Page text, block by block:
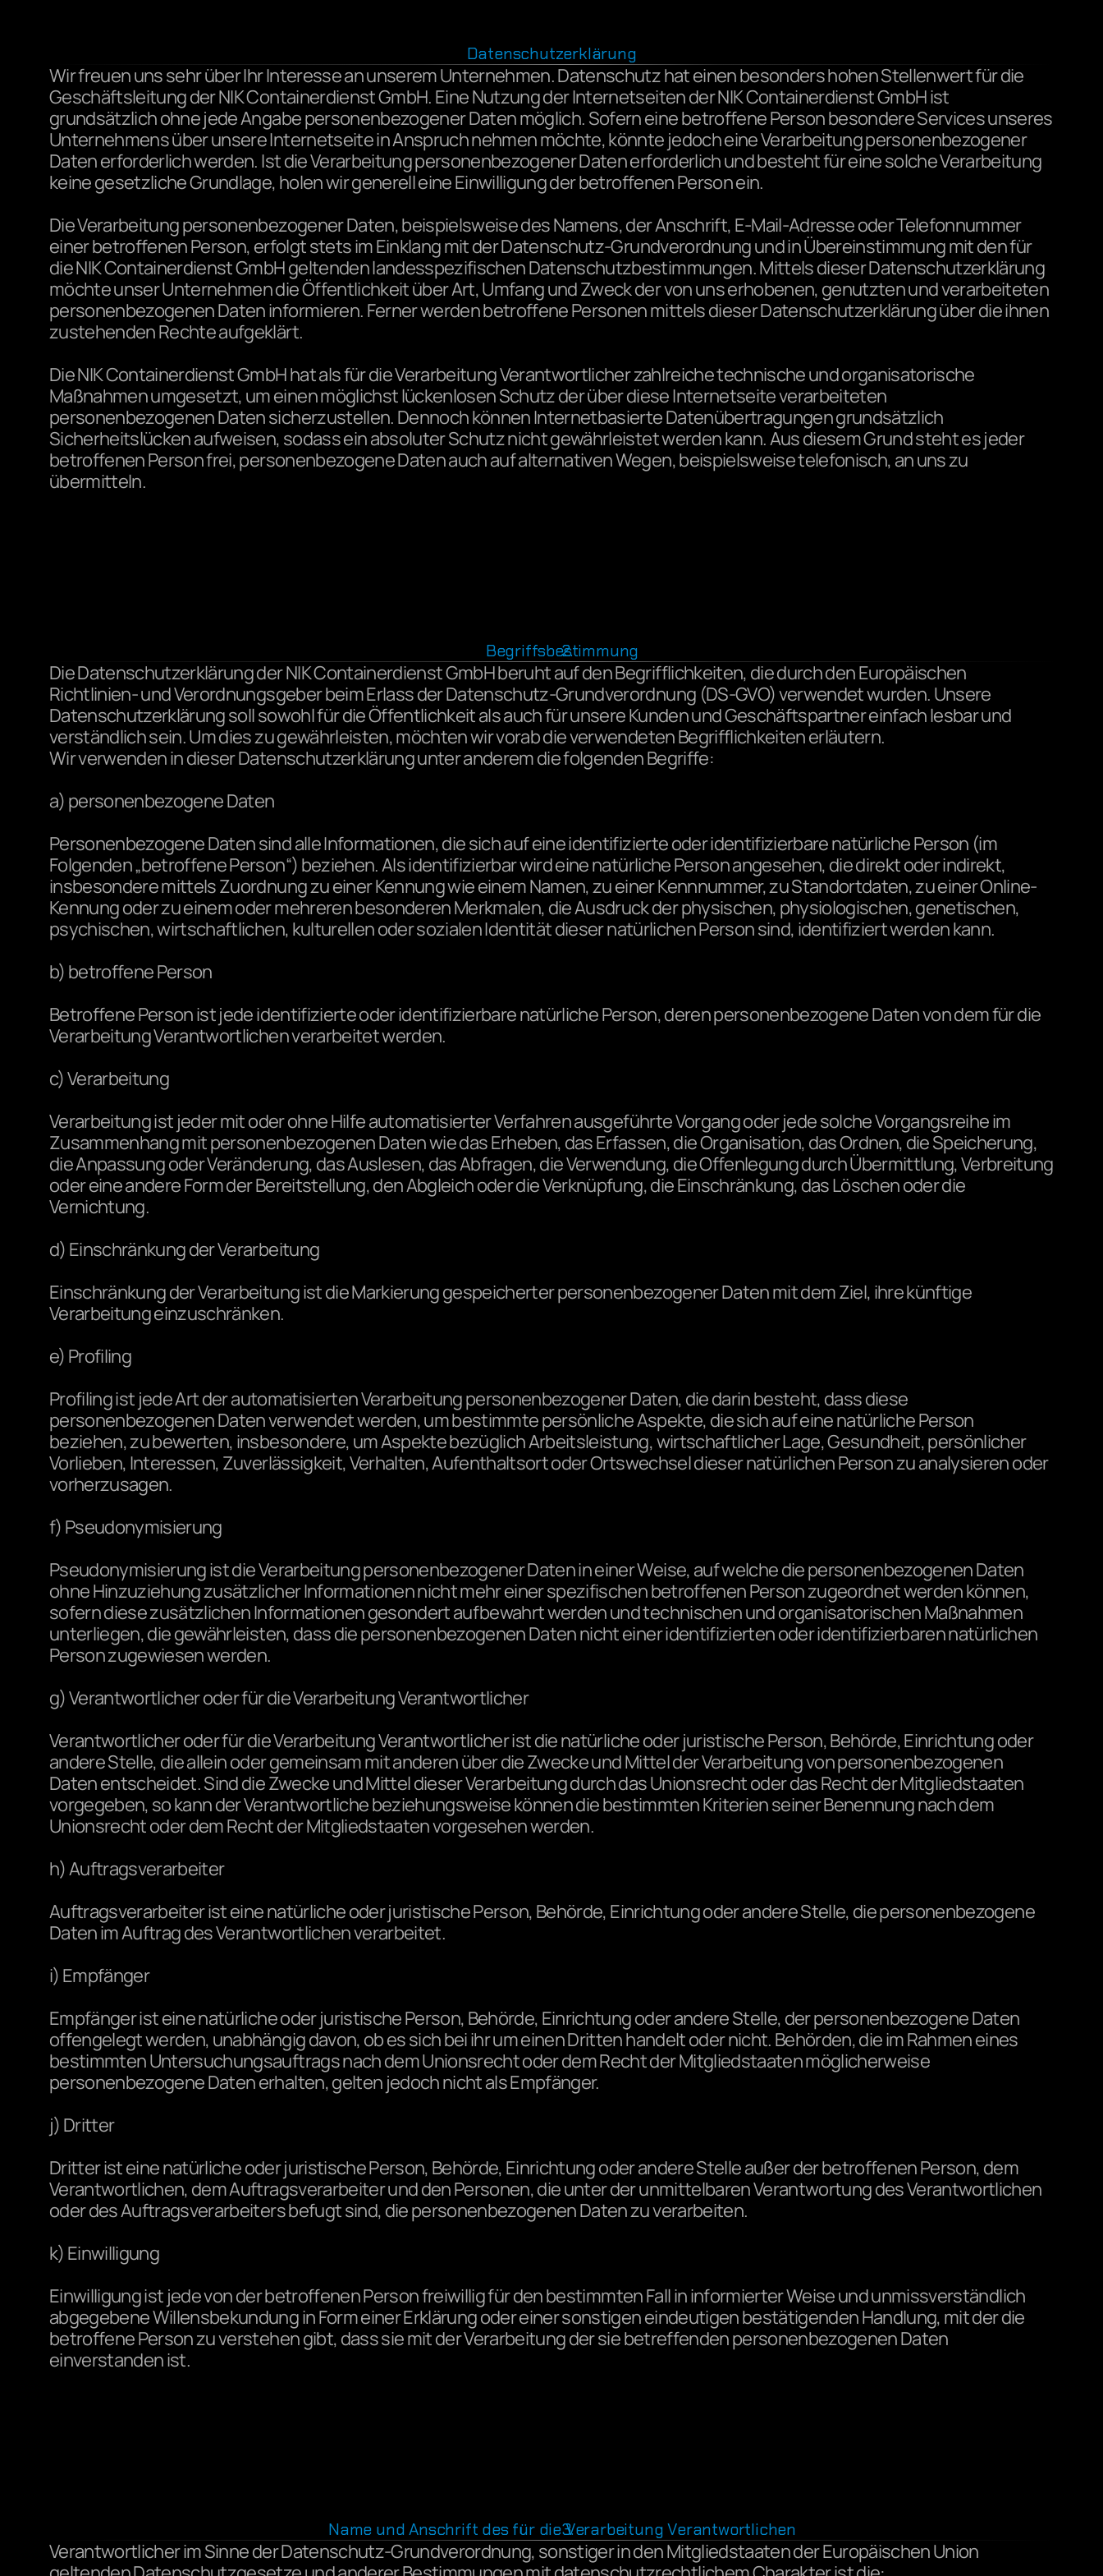
Datenschutzerklärung
Wir freuen uns sehr über Ihr Interesse an unserem Unternehmen. Datenschutz hat einen besonders hohen Stellenwert für die
Geschäftsleitung der NIK Containerdienst GmbH. Eine Nutzung der Internetseiten der NIK Containerdienst GmbH ist
grundsätzlich ohne jede Angabe personenbezogener Daten möglich. Sofern eine betroffene Person besondere Services unseres
Unternehmens über unsere Internetseite in Anspruch nehmen möchte, könnte jedoch eine Verarbeitung personenbezogener
Daten erforderlich werden. Ist die Verarbeitung personenbezogener Daten erforderlich und besteht für eine solche Verarbeitung
keine gesetzliche Grundlage, holen wir generell eine Einwilligung der betroffenen Person ein.
Die Verarbeitung personenbezogener Daten, beispielsweise des Namens, der Anschrift, E-Mail-Adresse oder Telefonnummer
einer betroffenen Person, erfolgt stets im Einklang mit der Datenschutz-Grundverordnung und in Übereinstimmung mit den für
die NIK Containerdienst GmbH geltenden landesspezifischen Datenschutzbestimmungen. Mittels dieser Datenschutzerklärung
möchte unser Unternehmen die Öffentlichkeit über Art, Umfang und Zweck der von uns erhobenen, genutzten und verarbeiteten
personenbezogenen Daten informieren. Ferner werden betroffene Personen mittels dieser Datenschutzerklärung über die ihnen
zustehenden Rechte aufgeklärt.
Die NIK Containerdienst GmbH hat als für die Verarbeitung Verantwortlicher zahlreiche technische und organisatorische
Maßnahmen umgesetzt, um einen möglichst lückenlosen Schutz der über diese Internetseite verarbeiteten
personenbezogenen Daten sicherzustellen. Dennoch können Internetbasierte Datenübertragungen grundsätzlich
Sicherheitslücken aufweisen, sodass ein absoluter Schutz nicht gewährleistet werden kann. Aus diesem Grund steht es jeder
betroffenen Person frei, personenbezogene Daten auch auf alternativen Wegen, beispielsweise telefonisch, an uns zu
übermitteln.
Begriffsbestimmung
Die Datenschutzerklärung der NIK Containerdienst GmbH beruht auf den Begrifflichkeiten, die durch den Europäischen
Richtlinien- und Verordnungsgeber beim Erlass der Datenschutz-Grundverordnung (DS-GVO) verwendet wurden. Unsere
Datenschutzerklärung soll sowohl für die Öffentlichkeit als auch für unsere Kunden und Geschäftspartner einfach lesbar und
verständlich sein. Um dies zu gewährleisten, möchten wir vorab die verwendeten Begrifflichkeiten erläutern.
Wir verwenden in dieser Datenschutzerklärung unter anderem die folgenden Begriffe:
a) personenbezogene Daten
Personenbezogene Daten sind alle Informationen, die sich auf eine identifizierte oder identifizierbare natürliche Person (im
Folgenden „betroffene Person“) beziehen. Als identifizierbar wird eine natürliche Person angesehen, die direkt oder indirekt,
insbesondere mittels Zuordnung zu einer Kennung wie einem Namen, zu einer Kennnummer, zu Standortdaten, zu einer Online-
Kennung oder zu einem oder mehreren besonderen Merkmalen, die Ausdruck der physischen, physiologischen, genetischen,
psychischen, wirtschaftlichen, kulturellen oder sozialen Identität dieser natürlichen Person sind, identifiziert werden kann.
b) betroffene Person
Betroffene Person ist jede identifizierte oder identifizierbare natürliche Person, deren personenbezogene Daten von dem für die
Verarbeitung Verantwortlichen verarbeitet werden.
c) Verarbeitung
Verarbeitung ist jeder mit oder ohne Hilfe automatisierter Verfahren ausgeführte Vorgang oder jede solche Vorgangsreihe im
Zusammenhang mit personenbezogenen Daten wie das Erheben, das Erfassen, die Organisation, das Ordnen, die Speicherung,
die Anpassung oder Veränderung, das Auslesen, das Abfragen, die Verwendung, die Offenlegung durch Übermittlung, Verbreitung
oder eine andere Form der Bereitstellung, den Abgleich oder die Verknüpfung, die Einschränkung, das Löschen oder die
Vernichtung.
d) Einschränkung der Verarbeitung
Einschränkung der Verarbeitung ist die Markierung gespeicherter personenbezogener Daten mit dem Ziel, ihre künftige
Verarbeitung einzuschränken.
e) Profiling
Profiling ist jede Art der automatisierten Verarbeitung personenbezogener Daten, die darin besteht, dass diese
personenbezogenen Daten verwendet werden, um bestimmte persönliche Aspekte, die sich auf eine natürliche Person
beziehen, zu bewerten, insbesondere, um Aspekte bezüglich Arbeitsleistung, wirtschaftlicher Lage, Gesundheit, persönlicher
Vorlieben, Interessen, Zuverlässigkeit, Verhalten, Aufenthaltsort oder Ortswechsel dieser natürlichen Person zu analysieren oder
vorherzusagen.
f) Pseudonymisierung
Pseudonymisierung ist die Verarbeitung personenbezogener Daten in einer Weise, auf welche die personenbezogenen Daten
ohne Hinzuziehung zusätzlicher Informationen nicht mehr einer spezifischen betroffenen Person zugeordnet werden können,
sofern diese zusätzlichen Informationen gesondert aufbewahrt werden und technischen und organisatorischen Maßnahmen
unterliegen, die gewährleisten, dass die personenbezogenen Daten nicht einer identifizierten oder identifizierbaren natürlichen
Person zugewiesen werden.
g) Verantwortlicher oder für die Verarbeitung Verantwortlicher
Verantwortlicher oder für die Verarbeitung Verantwortlicher ist die natürliche oder juristische Person, Behörde, Einrichtung oder
andere Stelle, die allein oder gemeinsam mit anderen über die Zwecke und Mittel der Verarbeitung von personenbezogenen
Daten entscheidet. Sind die Zwecke und Mittel dieser Verarbeitung durch das Unionsrecht oder das Recht der Mitgliedstaaten
vorgegeben, so kann der Verantwortliche beziehungsweise können die bestimmten Kriterien seiner Benennung nach dem
Unionsrecht oder dem Recht der Mitgliedstaaten vorgesehen werden.
h) Auftragsverarbeiter
Auftragsverarbeiter ist eine natürliche oder juristische Person, Behörde, Einrichtung oder andere Stelle, die personenbezogene
Daten im Auftrag des Verantwortlichen verarbeitet.
i) Empfänger
Empfänger ist eine natürliche oder juristische Person, Behörde, Einrichtung oder andere Stelle, der personenbezogene Daten
offengelegt werden, unabhängig davon, ob es sich bei ihr um einen Dritten handelt oder nicht. Behörden, die im Rahmen eines
bestimmten Untersuchungsauftrags nach dem Unionsrecht oder dem Recht der Mitgliedstaaten möglicherweise
personenbezogene Daten erhalten, gelten jedoch nicht als Empfänger.
j) Dritter
Dritter ist eine natürliche oder juristische Person, Behörde, Einrichtung oder andere Stelle außer der betroffenen Person, dem
Verantwortlichen, dem Auftragsverarbeiter und den Personen, die unter der unmittelbaren Verantwortung des Verantwortlichen
oder des Auftragsverarbeiters befugt sind, die personenbezogenen Daten zu verarbeiten.
k) Einwilligung
Einwilligung ist jede von der betroffenen Person freiwillig für den bestimmten Fall in informierter Weise und unmissverständlich
abgegebene Willensbekundung in Form einer Erklärung oder einer sonstigen eindeutigen bestätigenden Handlung, mit der die
betroffene Person zu verstehen gibt, dass sie mit der Verarbeitung der sie betreffenden personenbezogenen Daten
einverstanden ist.
Name und Anschrift des für die Verarbeitung Verantwortlichen
Verantwortlicher im Sinne der Datenschutz-Grundverordnung, sonstiger in den Mitgliedstaaten der Europäischen Union